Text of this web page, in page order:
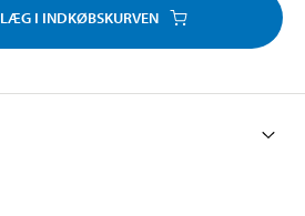
LÆG I INDKØBSKURVEN